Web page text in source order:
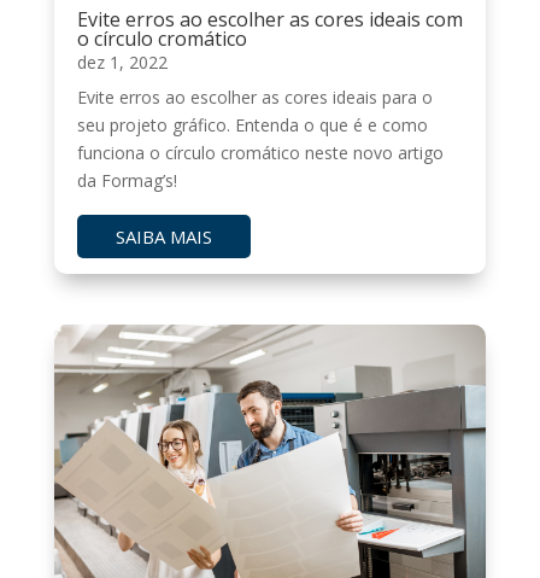
Evite erros ao escolher as cores ideais com
o círculo cromático
dez 1, 2022
Evite erros ao escolher as cores ideais para o
seu projeto gráfico. Entenda o que é e como
funciona o círculo cromático neste novo artigo
da Formag’s!
SAIBA MAIS